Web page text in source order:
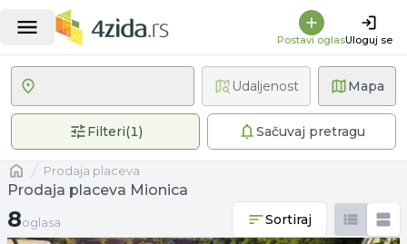
Postavi oglasUloguj se
Mapa
Filteri(1)1 primenjen filterSačuvaj pretragu
Udaljenost
Naslovnaprodaja placeva
Prodaja placeva Mionica
8 oglasa
8oglasa Sortiraj